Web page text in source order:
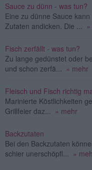
Sauce zu dünn - was tun?
Eine zu dünne Sauce
Zutaten andicken. Die ...
Fisch zerfällt - was tun?
Zu lange gedünstet oder
und schon zerfä...
» mehr
Fleisch und Fisch richtig
Marinierte Köstlichkeiten
Grillfeier daz...
» mehr
Backzutaten
Bei den Backzutaten
schier unerschöpfl...
»